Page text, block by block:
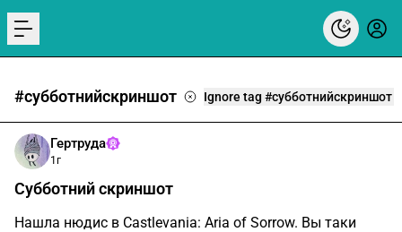
menu
#субботнийскриншот Ignore tag #субботнийскриншот
Гертруда
1г
Субботний скриншот
Нашла нюдис в Castlevania: Aria of Sorrow. Вы таки